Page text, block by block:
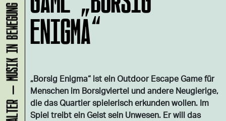
ENIGMA“
„Borsig Enigma“ ist ein Outdoor Escape Game für
Menschen im Borsigviertel und andere Neugierige,
die das Quartier spielerisch erkunden wollen. Im
Spiel treibt ein Geist sein Unwesen. Er will das